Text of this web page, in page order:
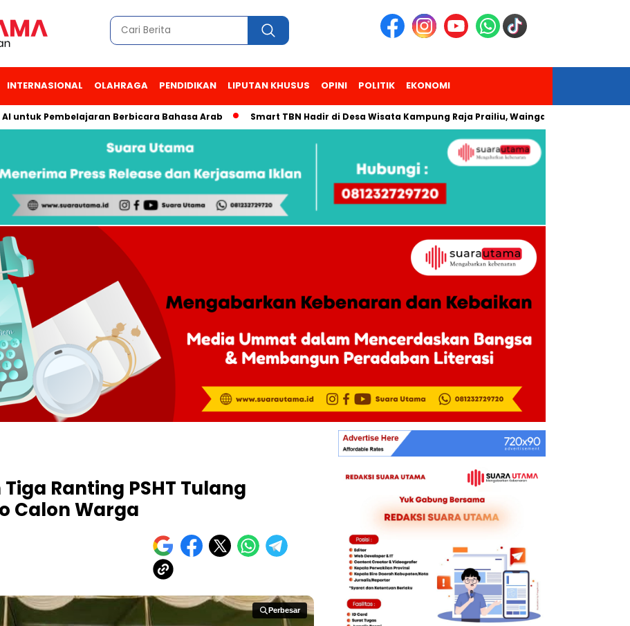
INTERNASIONAL OLAHRAGA PENDIDIKAN LIPUTAN KHUSUS OPINI POLITIK EKONOMI
Berbicara Bahasa Arab Smart TBN Hadir di Desa Wisata Kampung Raja Prailiu, Waingapu!
Ranting PSHT Tulang
Calon Warga
Perbesar
Perbesar